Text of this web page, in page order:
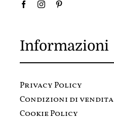
Informazioni
Privacy Policy
Condizioni di vendita
Cookie Policy